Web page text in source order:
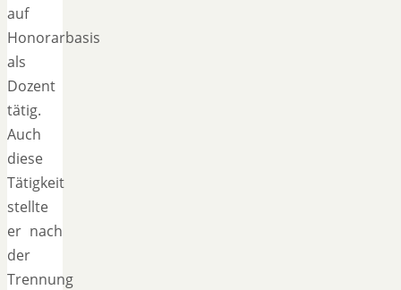
auf
Honorarbasis
als
Dozent
tätig.
Auch
diese
Tätigkeit
stellte
er nach
der
Trennung